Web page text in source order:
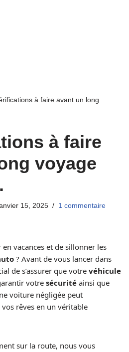
à faire avant un long
à faire
voyage
15, 2025 1 commentaire
vacances et de sillonner les
? Avant de vous lancer dans
de s’assurer que votre véhicule
votresécurité ainsi que
voiture négligée peut
rêves en un véritable
sur la route, nous vous